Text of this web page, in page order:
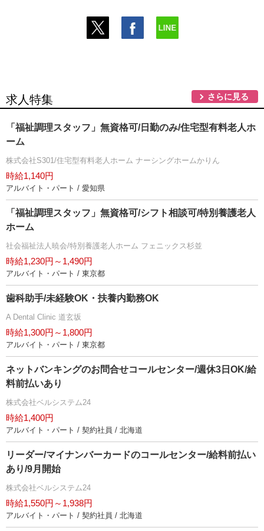
求人特集 さらに見る
「福祉調理スタッフ」無資格可/日勤のみ/住宅型有料老人ホ
ーム
株式会社S301/住宅型有料老人ホーム ナーシングホームかりん
時給1,140円
アルバイト・パート / 愛知県
「福祉調理スタッフ」無資格可/シフト相談可/特別養護老人
ホーム
社会福祉法人暁会/特別養護老人ホーム フェニックス杉並
時給1,230円～1,490円
アルバイト・パート / 東京都
歯科助手/未経験OK・扶養内勤務OK
A Dental Clinic 道玄坂
時給1,300円～1,800円
アルバイト・パート / 東京都
ネットバンキングのお問合せコールセンター/週休3日OK/給
料前払いあり
株式会社ベルシステム24
時給1,400円
アルバイト・パート / 契約社員 / 北海道
リーダー/マイナンバーカードのコールセンター/給料前払い
あり/9月開始
株式会社ベルシステム24
時給1,550円～1,938円
アルバイト・パート / 契約社員 / 北海道